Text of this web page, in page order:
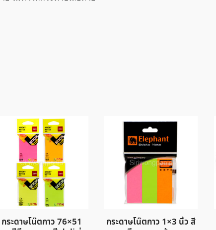
กระดาษโน๊ตกาว 76×51
กระดาษโน๊ตกาว 1×3 นิ้ว สี